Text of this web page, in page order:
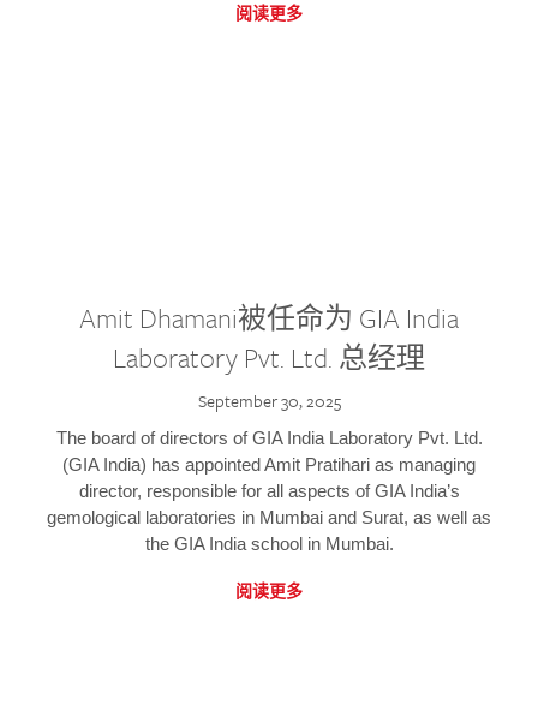
阅读更多
Amit Dhamani被任命为 GIA India
Laboratory Pvt. Ltd. 总经理
September 30, 2025
The board of directors of GIA India Laboratory Pvt. Ltd.
(GIA India) has appointed Amit Pratihari as managing
director, responsible for all aspects of GIA India’s
gemological laboratories in Mumbai and Surat, as well as
the GIA India school in Mumbai.
阅读更多